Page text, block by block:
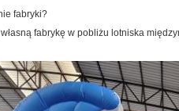
fabryki?
fabrykę w pobliżu lotniska